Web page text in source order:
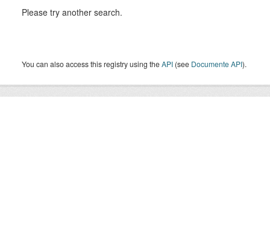
Please try another search.
You can also access this registry using theAPI (see Documente API).